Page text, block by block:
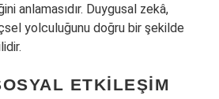
anlamasıdır. Duygusal zekâ,
yolculuğunu doğru bir şekilde
ETKILEŞIM